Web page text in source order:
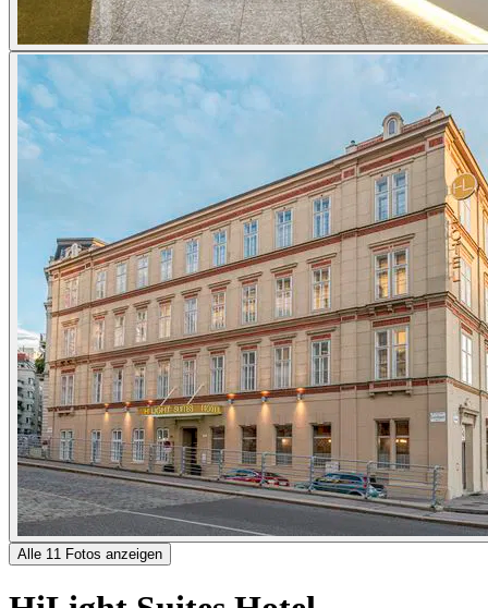
Alle 11 Fotos anzeigen